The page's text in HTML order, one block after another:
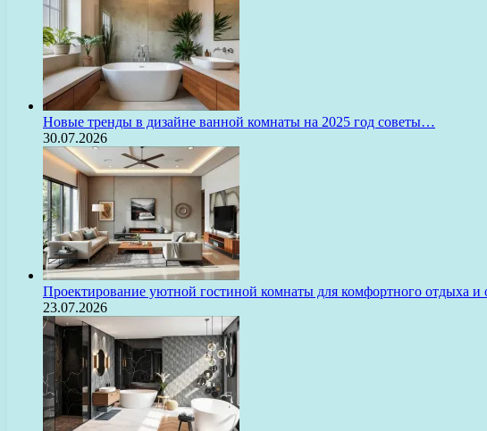
Новые тренды в дизайне ванной комнаты на 2025 год советы…
30.07.2026
Проектирование уютной гостиной комнаты для комфортного отдыха
23.07.2026